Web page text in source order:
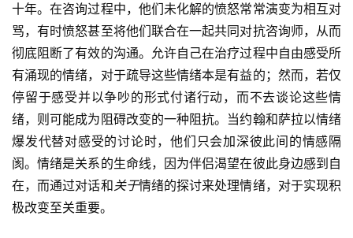
十年。在咨询过程中，他们未化解的愤怒常常演变为相互对
骂，有时愤怒甚至将他们联合在一起共同对抗咨询师，从而
彻底阻断了有效的沟通。允许自己在治疗过程中自由感受所
有涌现的情绪，对于疏导这些情绪本是有益的；然而，若仅
停留于感受并以争吵的形式付诸行动，而不去谈论这些情
绪，则可能成为阻碍改变的一种阻抗。当约翰和萨拉以情绪
爆发代替对感受的讨论时，他们只会加深彼此间的情感隔
阂。情绪是关系的生命线，因为伴侣渴望在彼此身边感到自
在，而通过对话和关于情绪的探讨来处理情绪，对于实现积
极改变至关重要。